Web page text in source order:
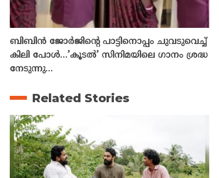
ബിബിൻ ജോർജിന്റെ പാട്ടിനൊപ്പം ചുവടുവെച്ച്
കിലി പോൾ…’കൂടൽ’ സിനിമയിലെ ഗാനം ശ്രദ്ധ
നേടുന്നു…
Related Stories